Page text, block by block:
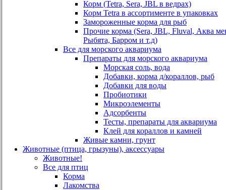
Корм (Tetra, Sera, JBL в ведрах)
Корм Tetra в ассортименте в упаковках
Замороженные корма для рыб
Прочие корма (Sera, JBL, Fluval, Аква
Рыбята, Барром и т.д)
Все для морского аквариума
Препараты для морского аквариума
Морская соль, вода
Добавки, корма д/кораллов, рыб
Добавки для воды
Пробиотики
Микроэлементы
Адсорбенты
Тесты, препараты для аквариума
Клей для кораллов и камней
Живые камни, грунт
Животные (птица, грызуны), аксессуары
Животные!
Все для птиц
Корма
Лакомства